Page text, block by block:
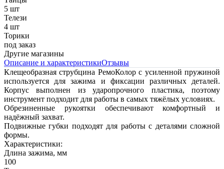
5 шт
Телези
4 шт
Торики
под заказ
Другие магазины
Описание и характеристикиОтзывы
Клещеобразная струбцина РемоКолор с усиленной пружиной
используется для зажима и фиксации различных деталей.
Корпус выполнен из ударопрочного пластика, поэтому
инструмент подходит для работы в самых тяжёлых условиях.
Обрезиненные рукоятки обеспечивают комфортный и
надёжный захват.
Подвижные губки подходят для работы с деталями сложной
формы.
Характеристики:
Длина зажима, мм
100